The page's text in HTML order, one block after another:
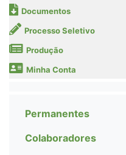
Documentos
Processo Seletivo
Produção
Minha Conta
Permanentes
Colaboradores